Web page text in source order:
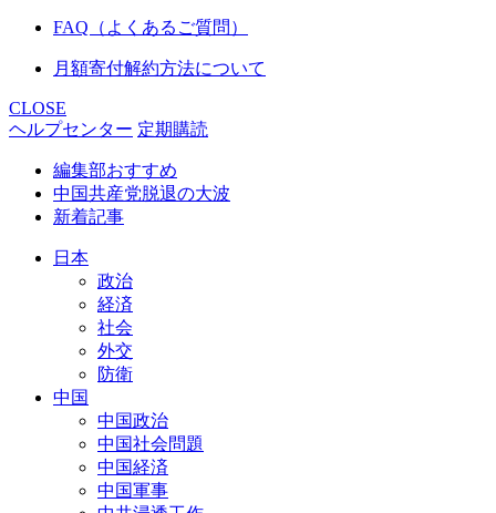
FAQ（よくあるご質問）
月額寄付解約方法について
CLOSE
ヘルプセンター 定期購読
編集部おすすめ
中国共産党脱退の大波
新着記事
日本
政治
経済
社会
外交
防衛
中国
中国政治
中国社会問題
中国経済
中国軍事